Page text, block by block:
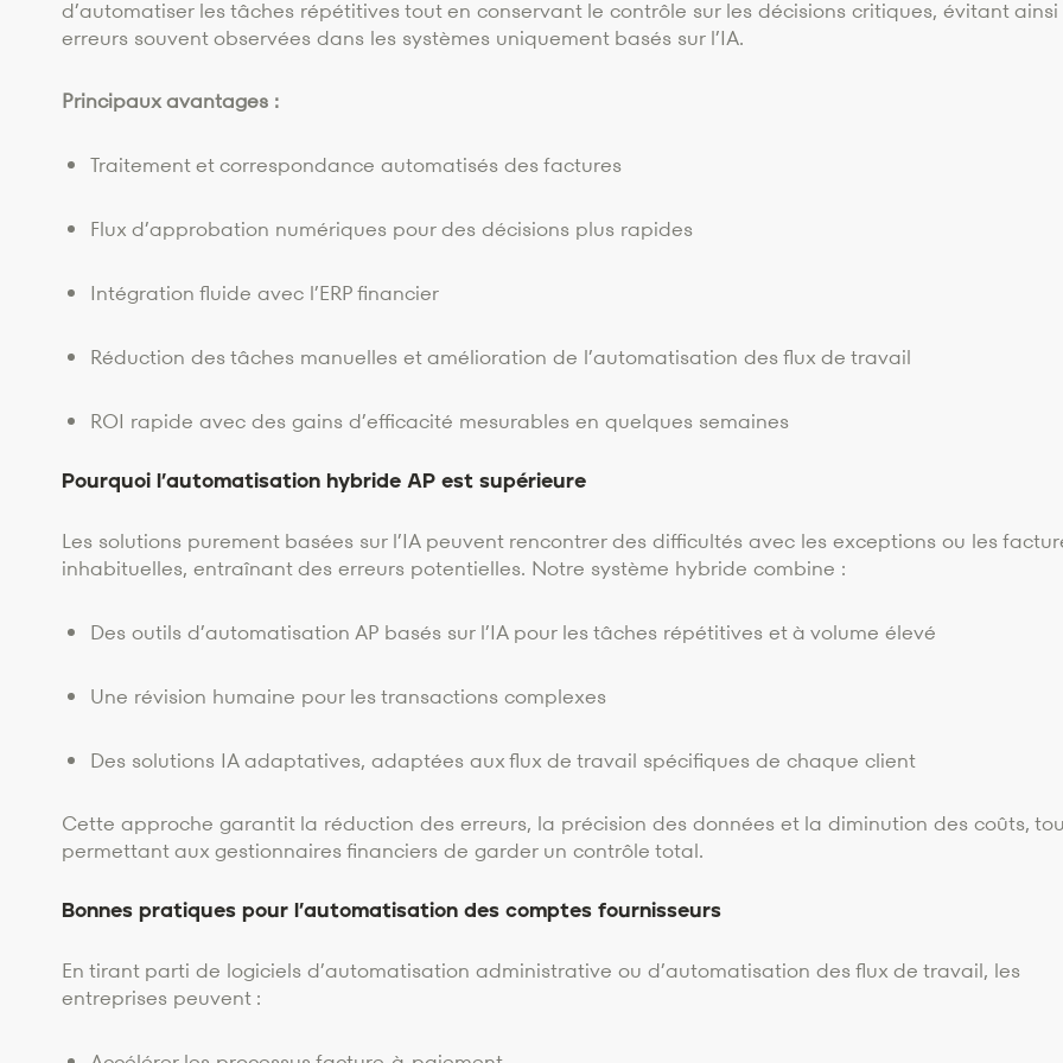
d’automatiser les tâches répétitives tout en conservant le contrôle sur les décisions critiques, évitant ainsi
erreurs souvent observées dans les systèmes uniquement basés sur l’IA.
Principaux avantages :
Traitement et correspondance automatisés des factures
Flux d’approbation numériques pour des décisions plus rapides
Intégration fluide avec l’ERP financier
Réduction des tâches manuelles et amélioration de l’automatisation des flux de travail
ROI rapide avec des gains d’efficacité mesurables en quelques semaines
Pourquoi l’automatisation hybride AP est supérieure
Les solutions purement basées sur l’IA peuvent rencontrer des difficultés avec les exceptions ou les
inhabituelles, entraînant des erreurs potentielles. Notre système hybride combine :
Des outils d’automatisation AP basés sur l’IA pour les tâches répétitives et à volume élevé
Une révision humaine pour les transactions complexes
Des solutions IA adaptatives, adaptées aux flux de travail spécifiques de chaque client
Cette approche garantit la réduction des erreurs, la précision des données et la diminution des coûts,
permettant aux gestionnaires financiers de garder un contrôle total.
Bonnes pratiques pour l’automatisation des comptes fournisseurs
En tirant parti de logiciels d’automatisation administrative ou d’automatisation des flux de travail, les
entreprises peuvent :